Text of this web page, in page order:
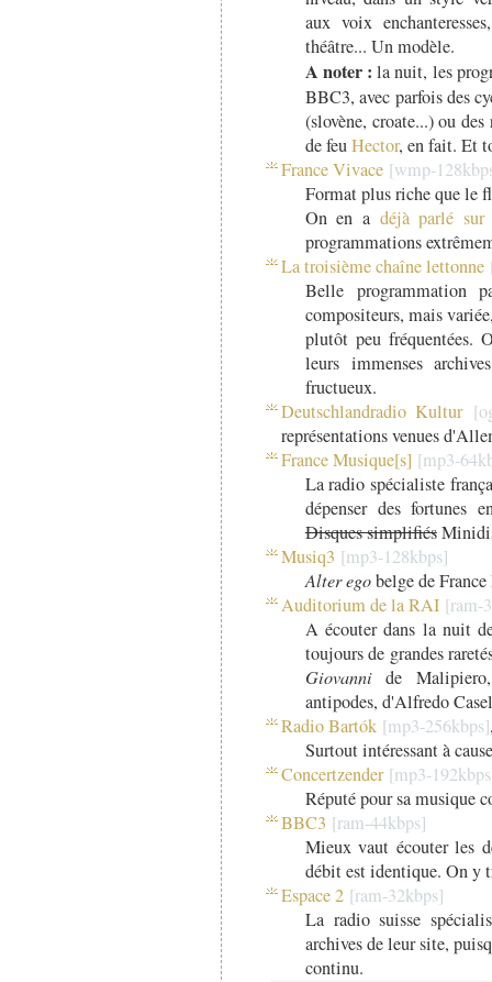
aux voix
théâtre... Un modèle.
A noter : la nuit, les
BBC3, avec parfois des
(slovène, croate...) ou
de feuHector, en fait. Et
France Vivace
Format plus riche que le
On en a déjà parlé sur
programmations
La troisième chaîne lettonne
Belle programmation
compositeurs, mais
plutôt peu fréquentées.
leurs immenses
fructueux.
Deutschlandradio Kultur
représentations venues
France Musique[s]
La radio spécialiste
dépenser des fortunes
Disques simplifiés
Musiq3
Alter egobelge de
Auditorium de la RAI
A écouter dans la nuit
toujours de grandes
Giovannide
antipodes, d'Alfredo
Radio Bartók
Surtout intéressant à
Concertzender
Réputé pour sa musique
BBC3
Mieux vaut écouter les
débit est identique. On y
Espace 2
La radio suisse
archives de leur site,
continu.